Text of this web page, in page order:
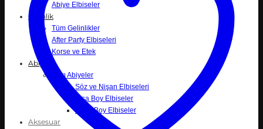
Abiye Elbiseler
Gelinlik
Tüm Gelinlikler
After Party Elbiseleri
Korse ve Etek
Abiye
Tüm Abiyeler
Söz ve Nişan Elbiseleri
Kısa Boy Elbiseler
Uzun Boy Elbiseler
Aksesuar